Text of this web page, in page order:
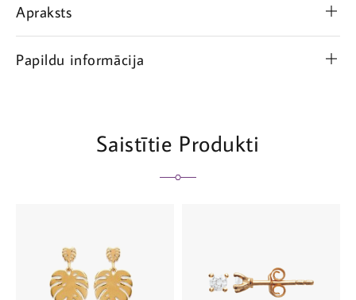
Apraksts
Papildu informācija
Saistītie Produkti